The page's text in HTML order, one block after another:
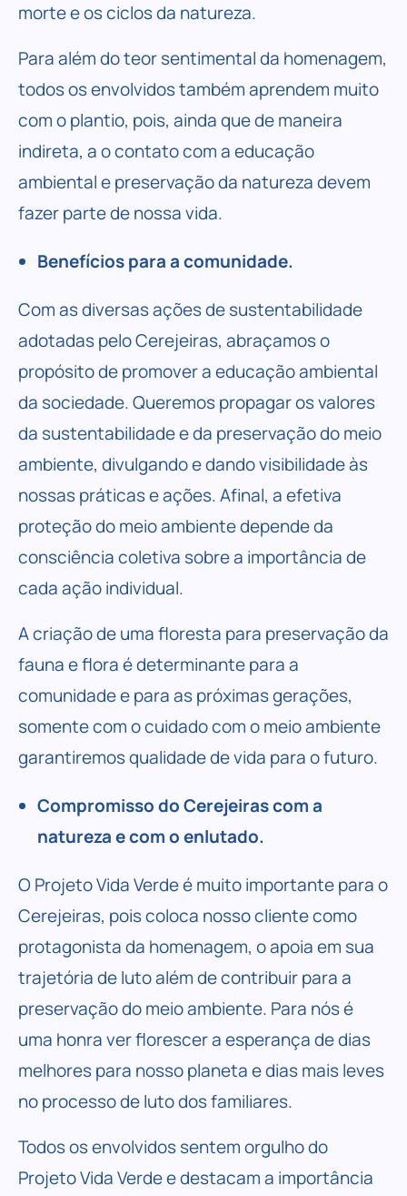
morte e os ciclos da natureza.
Para além do teor sentimental da homenagem,
todos os envolvidos também aprendem muito
com o plantio, pois, ainda que de maneira
indireta, a o contato com a educação
ambiental e preservação da natureza devem
fazer parte de nossa vida.
Benefícios para a comunidade.
Com as diversas ações de sustentabilidade
adotadas pelo Cerejeiras, abraçamos o
propósito de promover a educação ambiental
da sociedade. Queremos propagar os valores
da sustentabilidade e da preservação do meio
ambiente, divulgando e dando visibilidade às
nossas práticas e ações. Afinal, a efetiva
proteção do meio ambiente depende da
consciência coletiva sobre a importância de
cada ação individual.
A criação de uma floresta para preservação da
fauna e flora é determinante para a
comunidade e para as próximas gerações,
somente com o cuidado com o meio ambiente
garantiremos qualidade de vida para o futuro.
Compromisso do Cerejeiras com a
natureza e com o enlutado.
O Projeto Vida Verde é muito importante para o
Cerejeiras, pois coloca nosso cliente como
protagonista da homenagem, o apoia em sua
trajetória de luto além de contribuir para a
preservação do meio ambiente. Para nós é
uma honra ver florescer a esperança de dias
melhores para nosso planeta e dias mais leves
no processo de luto dos familiares.
Todos os envolvidos sentem orgulho do
Projeto Vida Verde e destacam a importância